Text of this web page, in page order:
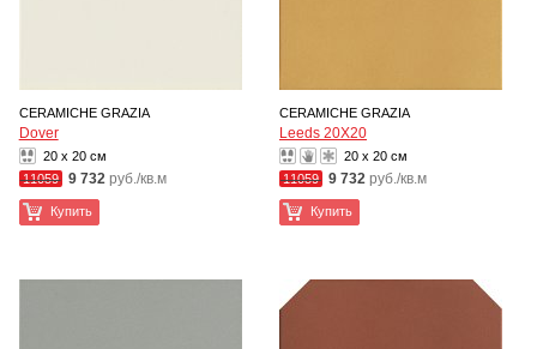
CERAMICHE GRAZIA
Dover
20 x 20 см
11059 9 732 руб./кв.м
Купить
CERAMICHE GRAZIA
Leeds 20X20
20 x 20 см
11059 9 732 руб./кв.м
Купить